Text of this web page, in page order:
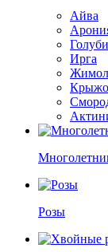
Айва
Ирга
Розы